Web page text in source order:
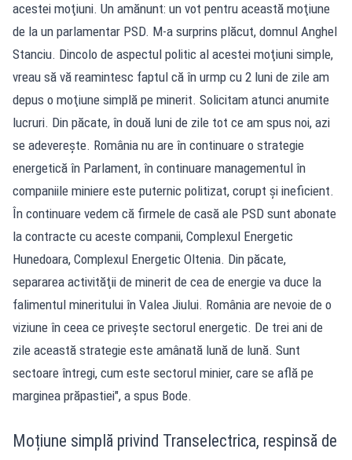
acestei moţiuni. Un amănunt: un vot pentru această moţiune
de la un parlamentar PSD. M-a surprins plăcut, domnul Anghel
Stanciu. Dincolo de aspectul politic al acestei moţiuni simple,
vreau să vă reamintesc faptul că în urmp cu 2 luni de zile am
depus o moţiune simplă pe minerit. Solicitam atunci anumite
lucruri. Din păcate, în două luni de zile tot ce am spus noi, azi
se adevereşte. România nu are în continuare o strategie
energetică în Parlament, în continuare managementul în
companiile miniere este puternic politizat, corupt şi ineficient.
În continuare vedem că firmele de casă ale PSD sunt abonate
la contracte cu aceste companii, Complexul Energetic
Hunedoara, Complexul Energetic Oltenia. Din păcate,
separarea activităţii de minerit de cea de energie va duce la
falimentul mineritului în Valea Jiului. România are nevoie de o
viziune în ceea ce priveşte sectorul energetic. De trei ani de
zile această strategie este amânată lună de lună. Sunt
sectoare întregi, cum este sectorul minier, care se află pe
marginea prăpastiei", a spus Bode.
Moțiune simplă privind Transelectrica, respinsă de